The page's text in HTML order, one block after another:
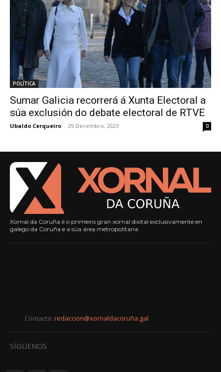
POLÍTICA
Sumar Galicia recorrerá á Xunta Electoral a
súa exclusión do debate electoral de RTVE
Ubaldo Cerqueiro - 29 Decembro, 2023 0
Xornal da Coruña é o primeiro gran xornal dixital exclusivamente en
galego da Coruña e a súa área metropolitana
Contacta: redaccion@xornaldacoruña.gal
SÍGUENOS